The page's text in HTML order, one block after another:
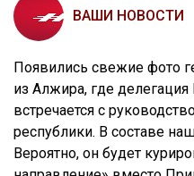
ВАШИ НОВОСТИ
Появились свежие фото
из Алжира, где
встречается с
республики. В составе
Вероятно, он будет